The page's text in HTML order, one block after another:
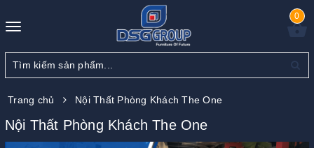
Toggle
0
Trang chủ Nội Thất Phòng Khách The One
Nội Thất Phòng Khách The One